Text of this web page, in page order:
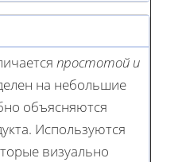
простотой и
на небольшие
объясняются
Используются
визуально